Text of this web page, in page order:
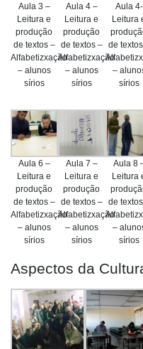
Aula 3 –
Leitura e
produção
de textos –
Alfabetizxação
– alunos
sírios
Aula 4 –
Leitura e
produção
de textos –
Alfabetizxação
– alunos
sírios
Aula 4-
Leitura
de
–
sírios
Aula 6 –
Leitura e
produção
de textos –
Alfabetizxação
– alunos
sírios
Aula 7 –
Leitura e
produção
de textos –
Alfabetizxação
– alunos
sírios
Aula 8
Leitura
de
–
sírios
Aspectos da